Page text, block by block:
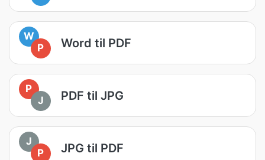
W
P
Word til PDF
P
J
PDF til JPG
J
P
JPG til PDF